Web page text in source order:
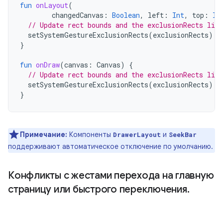
fun onLayout(
changedCanvas : Boolean, left : Int, top :
// Update rect bounds and the exclusionRects list
setSystemGestureExclusionRects(exclusionRects)
}
fun onDraw(canvas : Canvas)
{
// Update rect bounds and the exclusionRects list
setSystemGestureExclusionRects(exclusionRects)
}
Примечание: Компоненты DrawerLayout и SeekBar
поддерживают автоматическое отключение по умолчанию.
Конфликты с жестами перехода на главную
страницу или быстрого переключения.